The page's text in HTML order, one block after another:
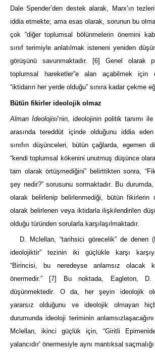
Dale Spender’den destek alarak, Marx’ın
iddia etmekte; ama esas olarak, sorunun bu
çok “diğer toplumsal bölünmelerin önemini
sınıf terimiyle anlatılmak isteneni yeniden
görüşünü savunmaktadır.
[6]
Genel olarak
toplumsal hareketler”e alan açabilmek için
“iktidarın her yerde olduğu” sınıra kadar çekme
Bütün fikirler ideolojik olmaz
Alman İdeolojisi‘nin, ideolojinin politik tanımı
arasında tereddüt içinde olduğunu iddia
sınıfın düşünceleri, bütün çağlarda, egemen
“kendi toplumsal kökenini unutmuş düşünce
tam olarak örtüşmediğini” belirttikten sonra,
şey nedir?” sorusunu sormaktadır. Bu
olarak belirlenip belirlenmediği, bütün fikirlerin
olarak belirlenen veya iktidarla ilişkilendirilen
olduğu türünden sorularla karşılaşılmaktadır.
D. Mclellan, “tarihsici görecelik” de denen
ideolojiktir” tezinin iki güçlükle karşı
“Birincisi, bu neredeyse anlamsız olacak
önermedir.”
[7]
Bu noktada, Eagleton, D.
düşünmektedir. O da, her şeyin ideolojik
yararsız olduğunu ve ideolojik olmayan
durumunda ideoloji teriminin
Mclellan, ikinci güçlük için, “Giritli
yalancıdır’ önermesiyle aynı mantıksal